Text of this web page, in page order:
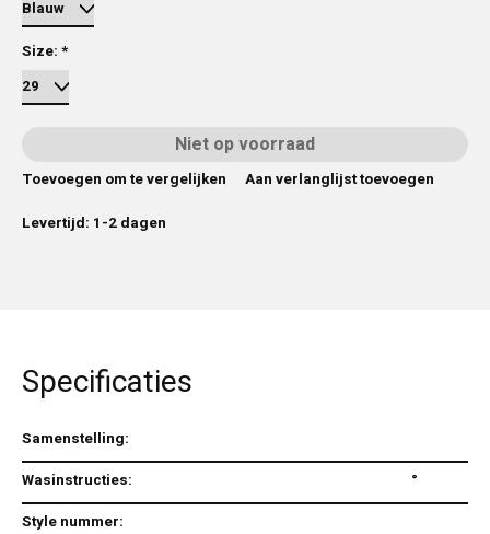
Size: *
Niet op voorraad
Toevoegen om te vergelijken
Aan verlanglijst toevoegen
Levertijd: 1-2 dagen
Specificaties
Samenstelling:
Wasinstructies:
°
Style nummer: